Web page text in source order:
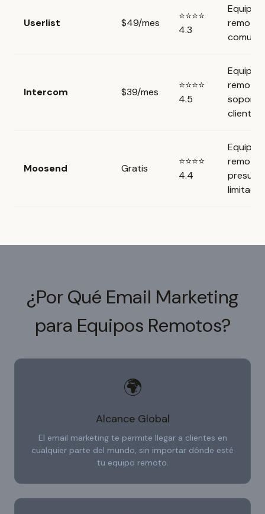
Userlist $49/mes
⭐⭐⭐⭐
4.3
Equipos
Intercom $39/mes
⭐⭐⭐⭐
4.5
Equipos
soporte
cliente
Moosend Gratis
⭐⭐⭐⭐
4.4
Equipos
limitado
¿Por Qué Email Marketing
para Equipos Remotos?
🌍
Alcance Global
El email marketing te permite llegar a clientes en
cualquier parte del mundo, sin importar dónde esté
tu equipo remoto.